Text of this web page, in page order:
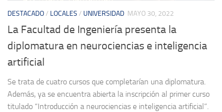
DESTACADO/ LOCALES / UNIVERSIDAD MAYO 30, 2022
La Facultad de Ingeniería presenta la
diplomatura en neurociencias e inteligencia
artificial
Se trata de cuatro cursos que completarían una diplomatura.
Además, ya se encuentra abierta la inscripción al primer curso
titulado “Introducción a neurociencias e inteligencia artificial”.